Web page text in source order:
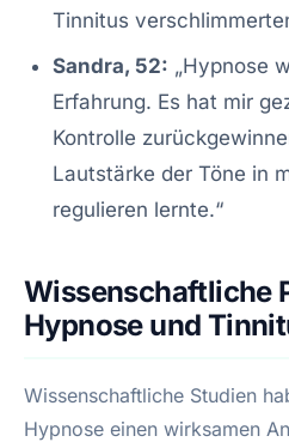
Tinnitus
Sandra, 52: „Hypnose
Erfahrung. Es hat mir
Kontrolle
Lautstärke der Töne in
regulieren lernte.“
Wissenschaftliche
Hypnose und
Wissenschaftliche Studien
Hypnose einen wirksamen